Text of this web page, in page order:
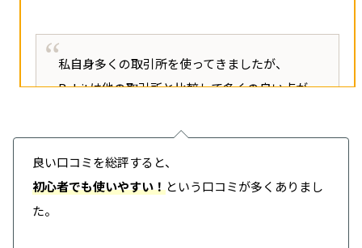
➓ Bybitの財務の強さを再確認
•1:1資産保全＋証明済みの準備金
•CEO「損失を補填できる十分な財務基盤あり」
と明言
る事も出来ず資金を引き出す事が出来ない状態
です。
ているのかも分からない状態でです。
対策｜パスワードを忘れないようにメモをして
おきましょう。
私自身多くの取引所を使ってきましたが、
Bybitは他の取引所と比較して多くの良い点が
まずはその取引銘柄の多さです。
Bybitにはほとんど全ての「安全な」暗号資産
良い口コミを総評すると、
初心者でも使いやすい！という口コミが多くありまし
た。